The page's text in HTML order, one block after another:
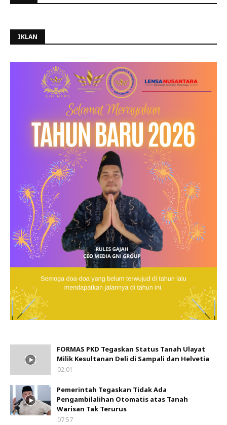
IKLAN
FORMAS PKD Tegaskan Status Tanah Ulayat
Milik Kesultanan Deli di Sampali dan Helvetia
02:01
Pemerintah Tegaskan Tidak Ada
Pengambilalihan Otomatis atas Tanah
Warisan Tak Terurus
07:57